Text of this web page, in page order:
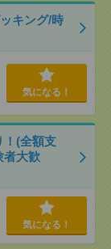
キング/時
気になる！
！(全額支
者大歓
気になる！